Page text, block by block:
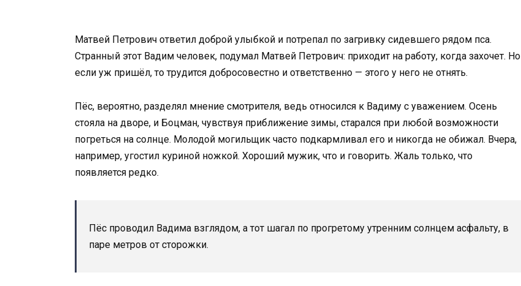
Матвей Петрович ответил доброй улыбкой и потрепал по загривку сидевшего рядом пса.
Странный этот Вадим человек, подумал Матвей Петрович: приходит на работу, когда захочет. Но
если уж пришёл, то трудится добросовестно и ответственно — этого у него не отнять.
Пёс, вероятно, разделял мнение смотрителя, ведь относился к Вадиму с уважением. Осень
стояла на дворе, и Боцман, чувствуя приближение зимы, старался при любой возможности
погреться на солнце. Молодой могильщик часто подкармливал его и никогда не обижал. Вчера,
например, угостил куриной ножкой. Хороший мужик, что и говорить. Жаль только, что
появляется редко.
Пёс проводил Вадима взглядом, а тот шагал по прогретому утренним солнцем асфальту, в
паре метров от сторожки.